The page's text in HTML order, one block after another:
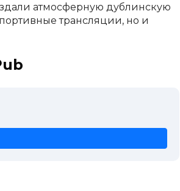
атмосферную дублинскую
трансляции, но и